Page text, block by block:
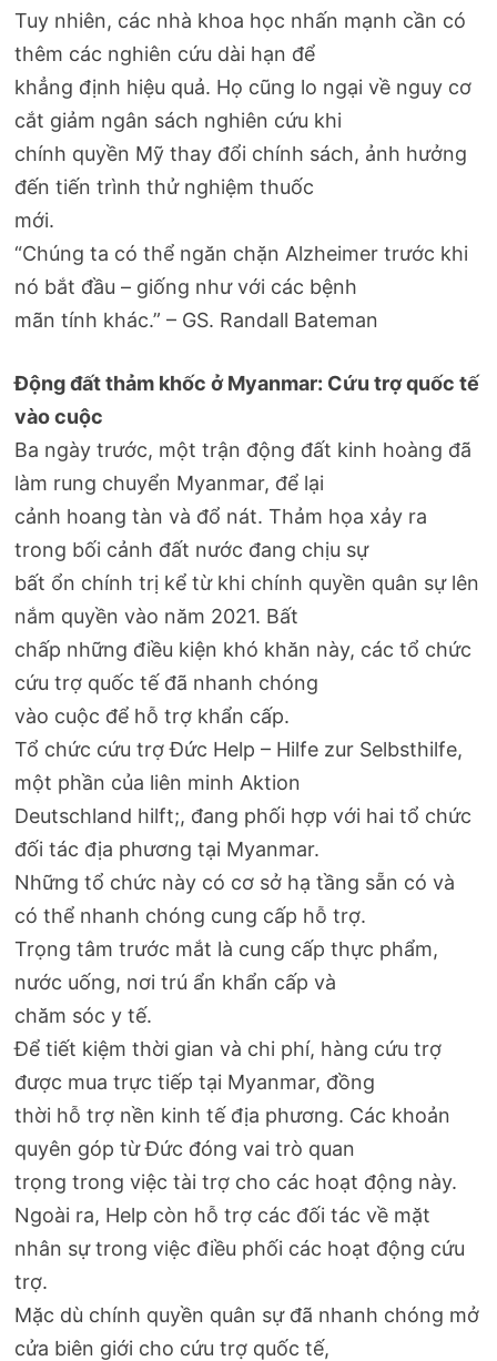
Tuy nhiên, các nhà khoa học nhấn mạnh cần có
thêm các nghiên cứu dài hạn để
khẳng định hiệu quả. Họ cũng lo ngại về nguy cơ
cắt giảm ngân sách nghiên cứu khi
chính quyền Mỹ thay đổi chính sách, ảnh hưởng
đến tiến trình thử nghiệm thuốc
mới.
“Chúng ta có thể ngăn chặn Alzheimer trước khi
nó bắt đầu – giống như với các bệnh
mãn tính khác.” – GS. Randall Bateman
Động đất thảm khốc ở Myanmar: Cứu trợ quốc tế
vào cuộc
Ba ngày trước, một trận động đất kinh hoàng đã
làm rung chuyển Myanmar, để lại
cảnh hoang tàn và đổ nát. Thảm họa xảy ra
trong bối cảnh đất nước đang chịu sự
bất ổn chính trị kể từ khi chính quyền quân sự lên
nắm quyền vào năm 2021. Bất
chấp những điều kiện khó khăn này, các tổ chức
cứu trợ quốc tế đã nhanh chóng
vào cuộc để hỗ trợ khẩn cấp.
Tổ chức cứu trợ Đức Help – Hilfe zur Selbsthilfe,
một phần của liên minh Aktion
Deutschland hilft;, đang phối hợp với hai tổ chức
đối tác địa phương tại Myanmar.
Những tổ chức này có cơ sở hạ tầng sẵn có và
có thể nhanh chóng cung cấp hỗ trợ.
Trọng tâm trước mắt là cung cấp thực phẩm,
nước uống, nơi trú ẩn khẩn cấp và
chăm sóc y tế.
Để tiết kiệm thời gian và chi phí, hàng cứu trợ
được mua trực tiếp tại Myanmar, đồng
thời hỗ trợ nền kinh tế địa phương. Các khoản
quyên góp từ Đức đóng vai trò quan
trọng trong việc tài trợ cho các hoạt động này.
Ngoài ra, Help còn hỗ trợ các đối tác về mặt
nhân sự trong việc điều phối các hoạt động cứu
trợ.
Mặc dù chính quyền quân sự đã nhanh chóng mở
cửa biên giới cho cứu trợ quốc tế,